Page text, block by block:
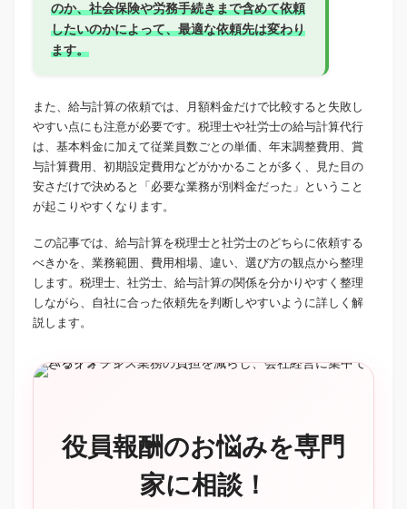
のか、社会保険や労務手続きまで含めて依頼
したいのかによって、最適な依頼先は変わり
ます。
また、給与計算の依頼では、月額料金だけで比較すると失敗し
やすい点にも注意が必要です。税理士や社労士の給与計算代行
は、基本料金に加えて従業員数ごとの単価、年末調整費用、賞
与計算費用、初期設定費用などがかかることが多く、見た目の
安さだけで決めると「必要な業務が別料金だった」ということ
が起こりやすくなります。
この記事では、給与計算を税理士と社労士のどちらに依頼する
べきかを、業務範囲、費用相場、違い、選び方の観点から整理
します。税理士、社労士、給与計算の関係を分かりやすく整理
しながら、自社に合った依頼先を判断しやすいように詳しく解
説します。
役員報酬のお悩みを専門
家に相談！